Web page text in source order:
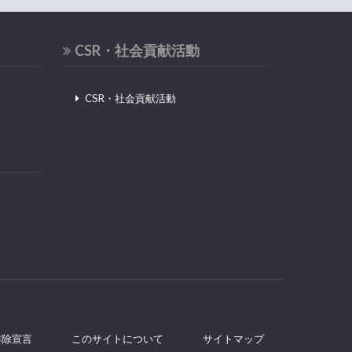
CSR・社会貢献活動
CSR・社会貢献活動
宣言 このサイトについて サイトマップ